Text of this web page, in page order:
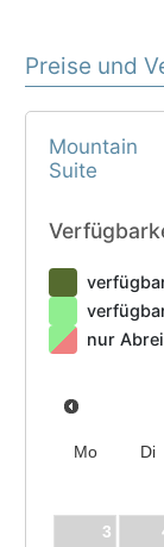
Preise und
Mountain
Suite
nur
Mo Di
3